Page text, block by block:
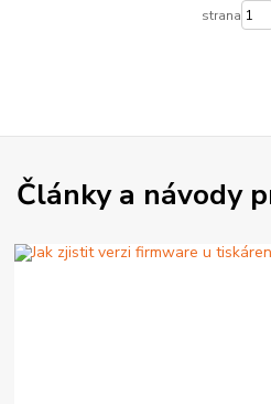
strana
Články a návody